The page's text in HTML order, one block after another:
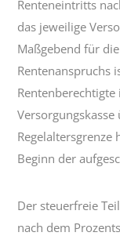
Renteneintritts
das jeweilige
Maßgebend für
Rentenanspruchs
Regelaltersgrenze
Beginn der
Der steuerfreie
nach dem